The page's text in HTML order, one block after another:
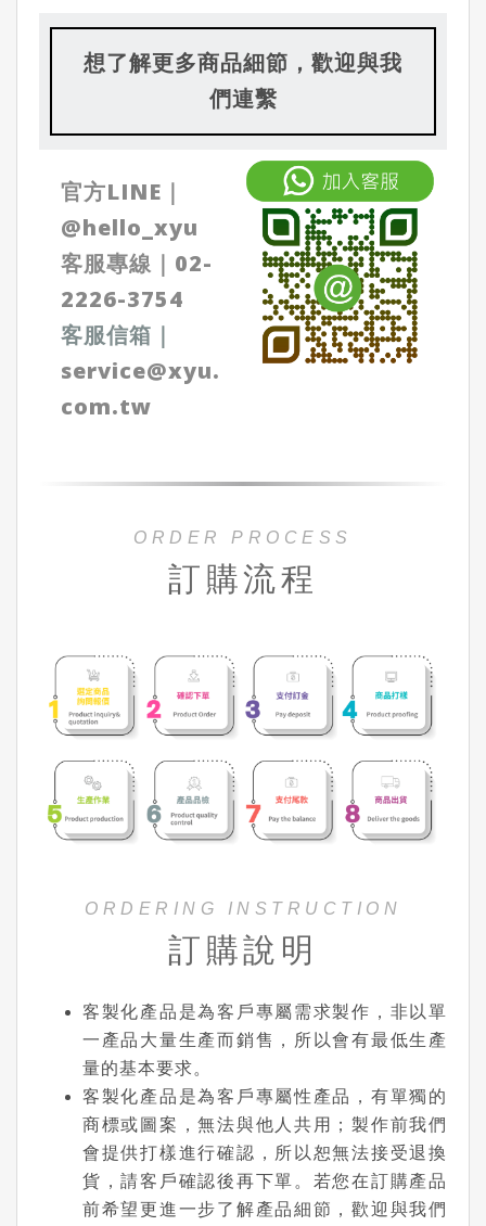
想了解更多商品細節，歡迎與我
們連繫
官方LINE｜
@hello_xyu
客服專線｜ 02-
2226-3754
客服信箱 ｜
service@xyu.
com.tw
ORDER PROCESS
訂購流程
ORDERING INSTRUCTION
訂購說明
客製化產品是為客戶專屬需求製作，非以單
一產品大量生產而銷售，所以會有最低生產
量的基本要求。
客製化產品是為客戶專屬性產品，有單獨的
商標或圖案，無法與他人共用；製作前我們
會提供打樣進行確認，所以恕無法接受退換
貨，請客戶確認後再下單。若您在訂購產品
前希望更進一步了解產品細節，歡迎與我們